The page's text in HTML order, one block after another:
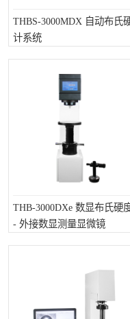
THBS-3000MDX 自动布氏
计系统
THB-3000DXe 数显布氏硬
- 外接数显测量显微镜
布洛维硬度计
镶嵌机
螺纹规